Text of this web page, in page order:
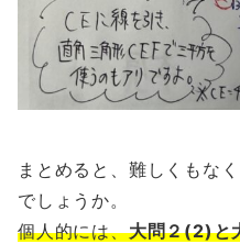
まとめると、難しくもな
でしょうか。
個人的には、大問２(2)と